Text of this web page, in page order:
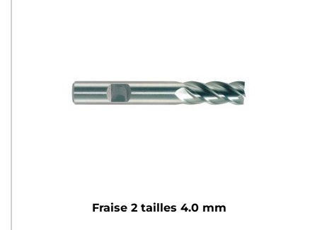
Fraise 2 tailles 4.0 mm